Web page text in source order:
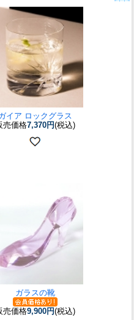
イア ロックグラス
売価格7,370円(税込)
ガラスの靴
売価格9,900円(税込)